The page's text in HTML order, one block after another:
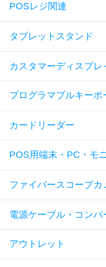
POSレジ関連
タブレットスタンド
カスタマーディスプレ
プログラマブルキーボ
カードリーダー
POS用端末・PC・モ
ファイバースコープカ
電源ケーブル・コンバ
アウトレット